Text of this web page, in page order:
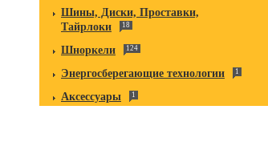
Шины, Диски, Проставки,
Тайрлоки
18
Шноркели 124
Энергосберегающие технологии 1
Аксессуары 1